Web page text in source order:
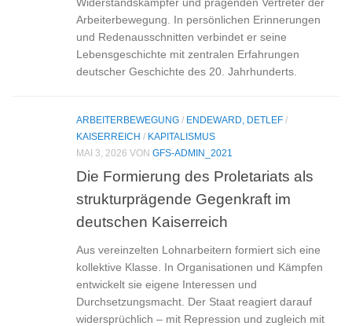
Arbeiterbewegung. In persönlichen Erinnerungen
und Redenausschnitten verbindet er seine
Lebensgeschichte mit zentralen Erfahrungen
deutscher Geschichte des 20. Jahrhunderts.
ARBEITERBEWEGUNG / ENDEWARD, DETLEF /
KAISERREICH / KAPITALISMUS
MAI 3, 2026 VON GFS-ADMIN_2021
Die Formierung des Proletariats als
strukturprägende Gegenkraft im
deutschen Kaiserreich
Aus vereinzelten Lohnarbeitern formiert sich eine
kollektive Klasse. In Organisationen und Kämpfen
entwickelt sie eigene Interessen und
Durchsetzungsmacht. Der Staat reagiert darauf
widersprüchlich – mit Repression und zugleich mit